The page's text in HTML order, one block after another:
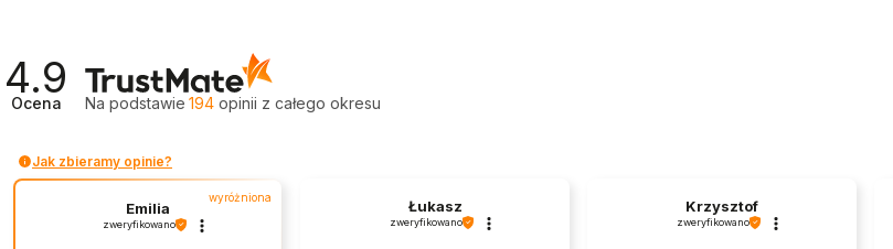
4.9
Ocena Na podstawie 194 opinii z całego okresu
Jak zbieramy opinie?
wyróżniona
Emilia
zweryfikowano
Łukasz
zweryfikowano
Krzysztof
zweryfikowano